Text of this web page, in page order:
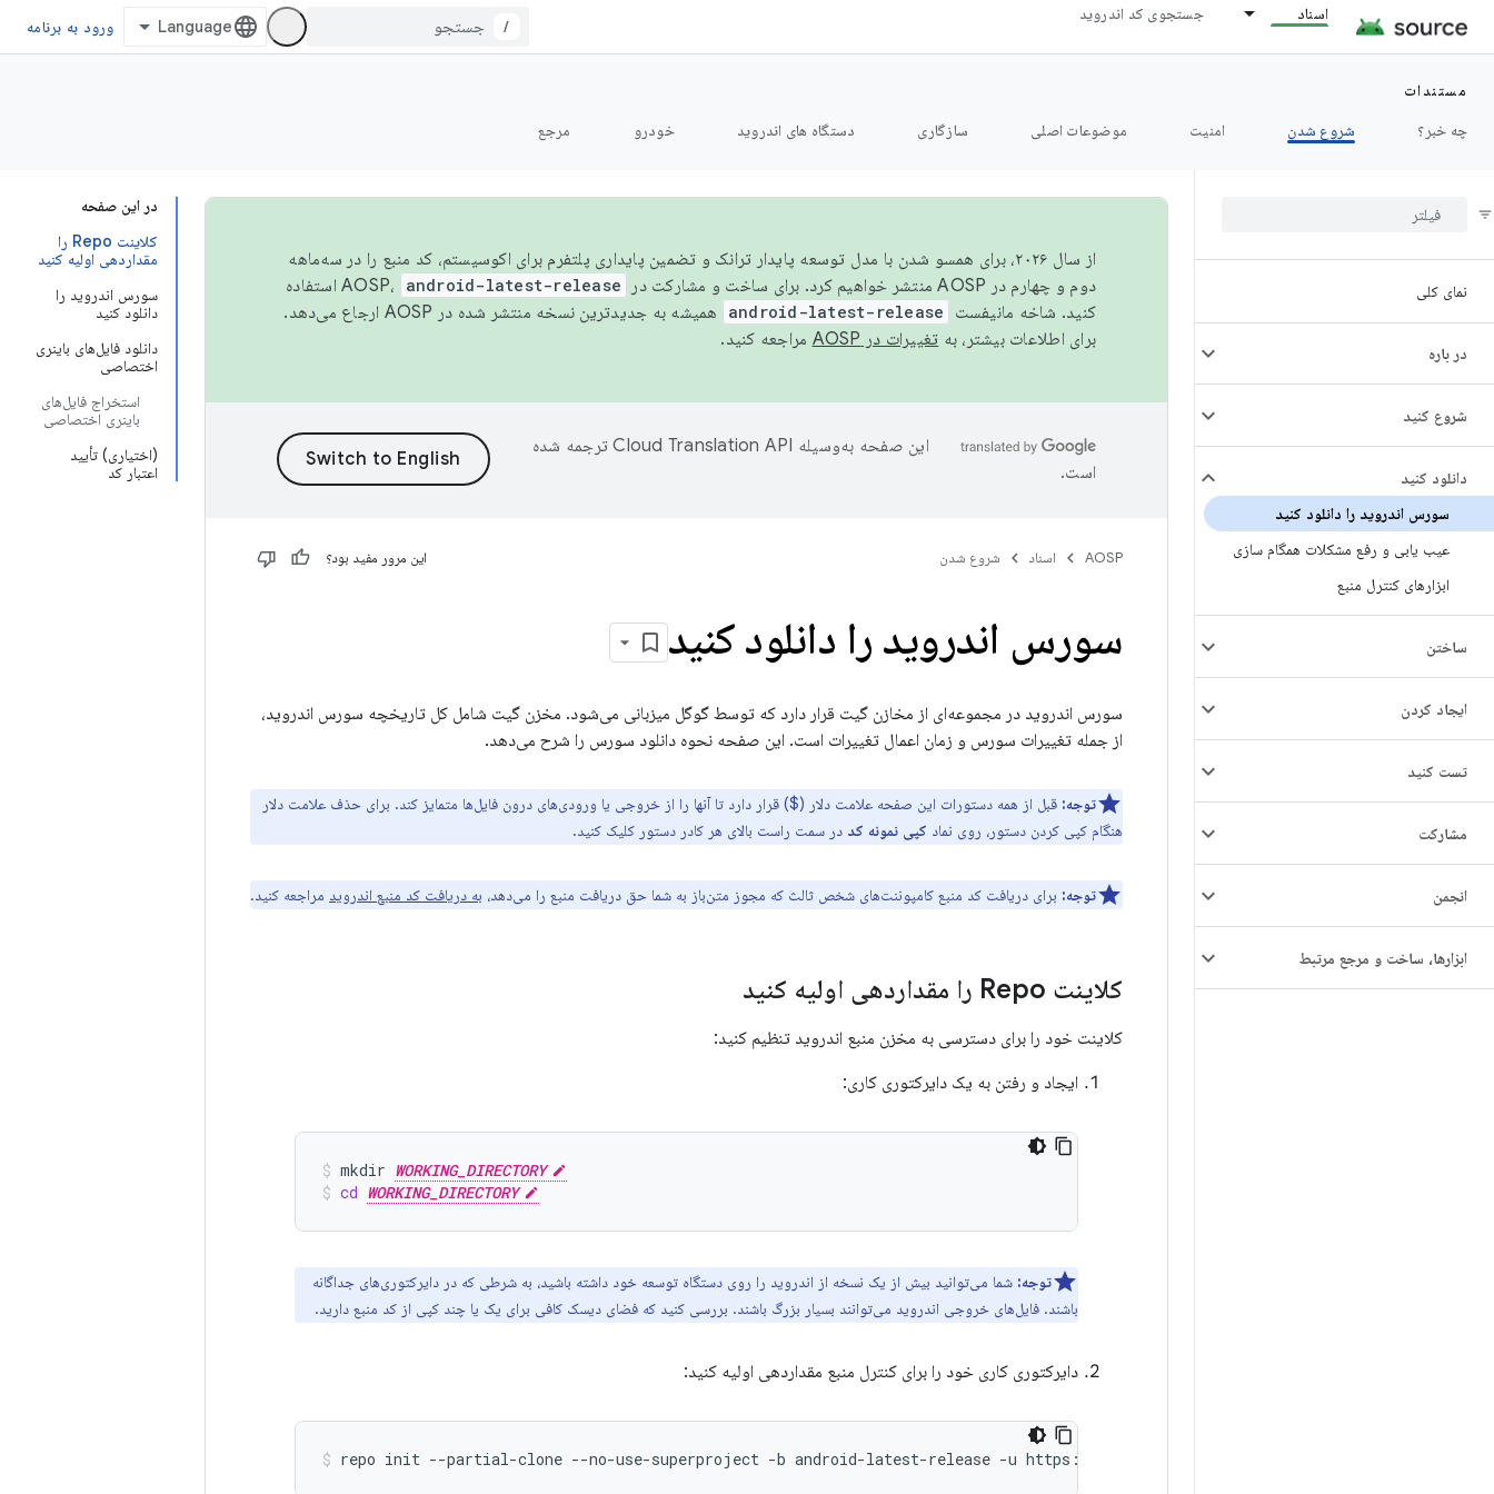
اسناد جستجوی کد اندروید
/ ورود به برنامه
مستندات
چه خبر؟
شروع شدن امنیت موضوعات اصلی سازگاری دستگاه های اندروید خودرو مرجع
نمای کلی
در باره
شروع کنید
دانلود کنید
سورس اندروید را دانلود کنید
عیب یابی و رفع مشکلات همگام سازی
ابزارهای کنترل منبع
ساختن
ايجاد كردن
تست کنید
مشارکت
انجمن
ابزارها، ساخت و مرجع مرتبط
در این صفحه
کلاینت Repo را
مقداردهی اولیه کنید
سورس اندروید را
دانلود کنید
دانلود فایل‌های باینری
اختصاصی
استخراج فایل‌های
باینری اختصاصی
(اختیاری) تأیید
اعتبار کد
از سال ۲۰۲۶، برای همسو شدن با مدل توسعه پایدار ترانک و تضمین پایداری پلتفرم برای اکوسیستم، کد منبع را در سه‌ماهه
دوم و چهارم در AOSP منتشر خواهیم کرد. برای ساخت و مشارکت در AOSP،
android-latest-release
استفاده
کنید. شاخه مانیفست
android-latest-release
همیشه به جدیدترین نسخه منتشر شده در AOSP ارجاع می‌دهد.
برای اطلاعات بیشتر، به تغییرات در AOSP مراجعه کنید.
این صفحه به‌وسیله
ترجمه شده
است.
AOSP اسناد شروع شدن این مرور مفید بود؟
سورس اندروید را دانلود کنید
سورس اندروید در مجموعه‌ای از مخازن گیت قرار دارد که توسط گوگل میزبانی می‌شود. مخزن گیت شامل کل تاریخچه سورس اندروید،
از جمله تغییرات سورس و زمان اعمال تغییرات است. این صفحه نحوه دانلود سورس را شرح می‌دهد.
توجه: قبل از همه دستورات این صفحه علامت دلار ($) قرار دارد تا آنها را از خروجی یا ورودی‌های درون فایل‌ها متمایز کند. برای حذف علامت دلار
هنگام کپی کردن دستور، روی نماد کپی نمونه کد در سمت راست بالای هر کادر دستور کلیک کنید.
توجه: برای دریافت کد منبع کامپوننت‌های شخص ثالث که مجوز متن‌باز به شما حق دریافت منبع را می‌دهد، به دریافت کد منبع اندروید مراجعه کنید.
کلاینت Repo را مقداردهی اولیه کنید
کلاینت خود را برای دسترسی به مخزن منبع اندروید تنظیم کنید:
ایجاد و رفتن به یک دایرکتوری کاری:
mkdir WORKING_DIRECTORY
cd WORKING_DIRECTORY
توجه: شما می‌توانید بیش از یک نسخه از اندروید را روی دستگاه توسعه خود داشته باشید، به شرطی که در دایرکتوری‌های جداگانه
باشند. فایل‌های خروجی اندروید می‌توانند بسیار بزرگ باشند. بررسی کنید که فضای دیسک کافی برای یک یا چند کپی از کد منبع دارید.
دایرکتوری کاری خود را برای کنترل منبع مقداردهی اولیه کنید:
repo init --partial-clone --no-use-superproject -b android-latest-release -u https://android.googlesource.com/platform/manifest